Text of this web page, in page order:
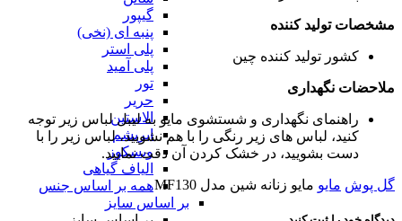
گیپور
پنبه ای (نخی)
پلی استر
پلی آمید
تور
حریر
الاستین
ابریشم
ویسکوز
الیاف گیاهی
همه بر اساس جنس
بر اساس سایز
مشخصات تولید کننده
کشور تولید کننده چین
ملاحضات نگهداری
راهنمای نگهداری و شستشوی مایو به لیبل لباس زیر توجه
کنید، لباس های زیر رنگی را با هم نشویید، لباس زیر را با
دست بشویید، در خشک کردن آن دقت نمایید.
گل پوش مایو مایو زنانه شین مدل MF130